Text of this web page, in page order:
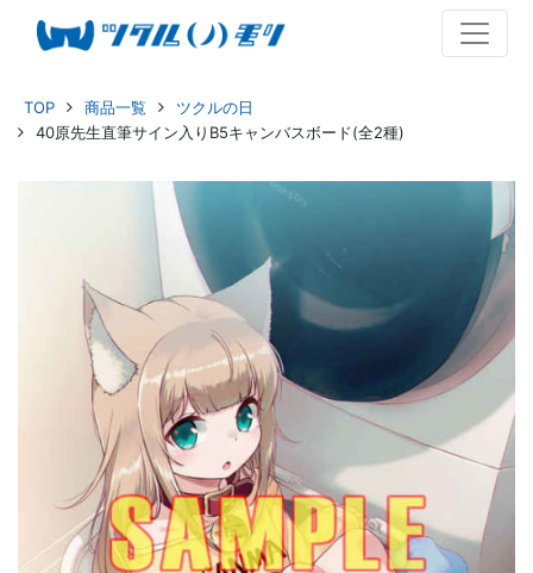
TOP 商品一覧
ツクルの日
40原先生直筆サイン入りB5キャンバスボード(全2種)